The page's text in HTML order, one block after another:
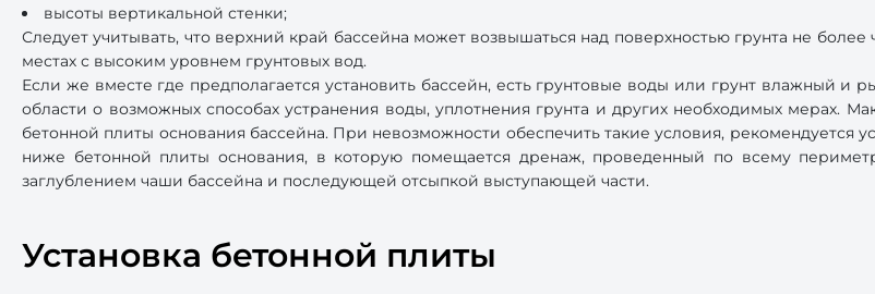
высоты вертикальной стенки;
Следует учитывать, что верхний край бассейна может возвышаться над поверхностью грунта не
местах с высоким уровнем грунтовых вод.
Если же вместе где предполагается установить бассейн, есть грунтовые воды или грунт влажный и
области о возможных способах устранения воды, уплотнения грунта и других необходимых мерах.
бетонной плиты основания бассейна. При невозможности обеспечить такие условия,
ниже бетонной плиты основания, в которую помещается дренаж, проведенный по всему
заглублением чаши бассейна и последующей отсыпкой выступающей части.
Установка бетонной плиты